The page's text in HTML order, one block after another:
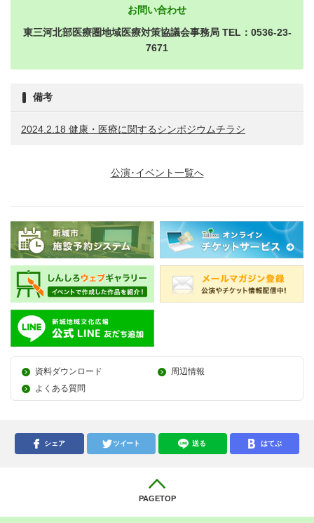
お問い合わせ
東三河北部医療圏地域医療対策協議会事務局 TEL：0536-23-
7671
備考
2024.2.18 健康・医療に関するシンポジウムチラシ
公演･イベント一覧へ
資料ダウンロード
周辺情報
よくある質問
シェア ツイート 送る はてぶ
PAGETOP